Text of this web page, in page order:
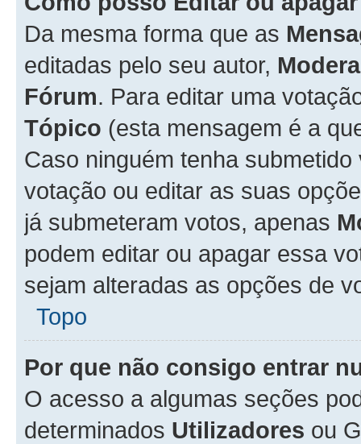
Da mesma forma que as
editadas pelo seu autor,
Fórum. Para editar uma
Tópico (esta mensagem é a
Caso ninguém tenha
votação ou editar as suas
já submeteram votos, apenas
podem editar ou apagar essa
sejam alteradas as opções de
Topo
Por que não consigo entrar
O acesso a algumas seções
determinados Utilizadores ou